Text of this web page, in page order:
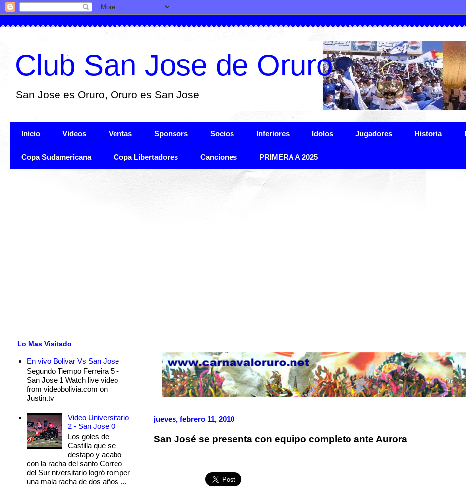
Club San Jose de Oruro
San Jose es Oruro, Oruro es San Jose
Inicio Videos Ventas Sponsors Socios Inferiores Idolos Jugadores Historia
Copa Sudamericana Copa Libertadores Canciones PRIMERA A 2025
jueves, febrero 11, 2010
San José se presenta con equipo completo ante Aurora
Lo Mas Visitado
En vivo Bolivar Vs San Jose
Segundo Tiempo Ferreira 5 -
San Jose 1 Watch live video
from videobolivia.com on
Justin.tv
Video Universitario
2 - San Jose 0
Los goles de
Castilla que se
destapo y acabo
con la racha del santo Correo
del Sur niversitario logró romper
una mala racha de dos años ...